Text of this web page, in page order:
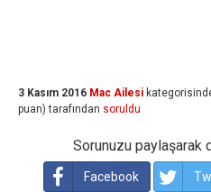
3 Kasım 2016 Mac Ailesi
puan) tarafından soruldu
Sorunuzu paylaşarak
Facebook